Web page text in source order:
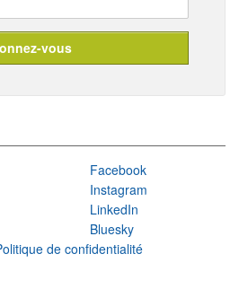
Facebook
Instagram
LinkedIn
Bluesky
de confidentialité